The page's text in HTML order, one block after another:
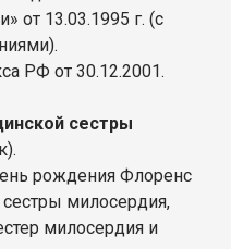
от 13.03.1995 г. (с
РФ от 30.12.2001.
сестры
рождения Флоренс
сестры милосердия,
милосердия и